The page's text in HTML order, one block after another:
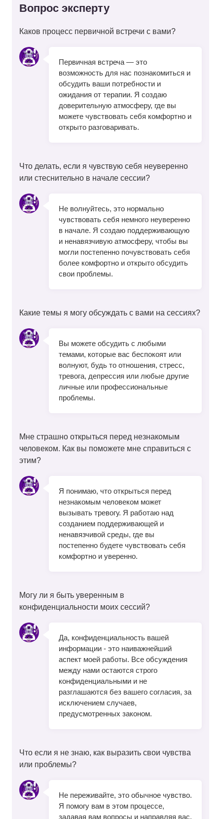
Вопрос эксперту
Каков процесс первичной встречи с вами?
Первичная встреча — это
возможность для нас познакомиться и
обсудить ваши потребности и
ожидания от терапии. Я создаю
доверительную атмосферу, где вы
можете чувствовать себя комфортно и
открыто разговаривать.
Что делать, если я чувствую себя неуверенно
или стеснительно в начале сессии?
Не волнуйтесь, это нормально
чувствовать себя немного неуверенно
в начале. Я создаю поддерживающую
и ненавязчивую атмосферу, чтобы вы
могли постепенно почувствовать себя
более комфортно и открыто обсудить
свои проблемы.
Какие темы я могу обсуждать с вами на сессиях?
Вы можете обсудить с любыми
темами, которые вас беспокоят или
волнуют, будь то отношения, стресс,
тревога, депрессия или любые другие
личные или профессиональные
проблемы.
Мне страшно открыться перед незнакомым
человеком. Как вы поможете мне справиться с
этим?
Я понимаю, что открыться перед
незнакомым человеком может
вызывать тревогу. Я работаю над
созданием поддерживающей и
ненавязчивой среды, где вы
постепенно будете чувствовать себя
комфортно и уверенно.
Могу ли я быть уверенным в
конфиденциальности моих сессий?
Да, конфиденциальность вашей
информации - это наиважнейший
аспект моей работы. Все обсуждения
между нами остаются строго
конфиденциальными и не
разглашаются без вашего согласия, за
исключением случаев,
предусмотренных законом.
Что если я не знаю, как выразить свои чувства
или проблемы?
Не переживайте, это обычное чувство.
Я помогу вам в этом процессе,
задавая вам вопросы и направляя вас,